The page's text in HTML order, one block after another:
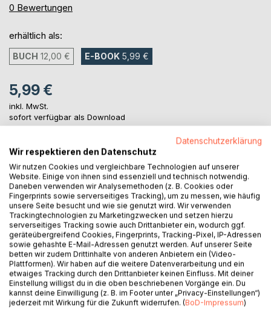
0%
0 Bewertungen
erhältlich als:
BUCH 12,00 € E-BOOK 5,99 €
5,99 €
inkl. MwSt.
sofort verfügbar als Download
Auf die Merkliste
Titel bewerten
BESCHREIBUNG
Datenschutzerklärung
Wir respektieren den Datenschutz
Wir nutzen Cookies und vergleichbare Technologien auf unserer
Website. Einige von ihnen sind essenziell und technisch notwendig.
Daneben verwenden wir Analysemethoden (z. B. Cookies oder
Fingerprints sowie serverseitiges Tracking), um zu messen, wie häufig
unsere Seite besucht und wie sie genutzt wird. Wir verwenden
Trackingtechnologien zu Marketingzwecken und setzen hierzu
serverseitiges Tracking sowie auch Drittanbieter ein, wodurch ggf.
geräteübergreifend Cookies, Fingerprints, Tracking-Pixel, IP-Adressen
sowie gehashte E-Mail-Adressen genutzt werden. Auf unserer Seite
betten wir zudem Drittinhalte von anderen Anbietern ein (Video-
Plattformen). Wir haben auf die weitere Datenverarbeitung und ein
etwaiges Tracking durch den Drittanbieter keinen Einfluss. Mit deiner
Einstellung willigst du in die oben beschriebenen Vorgänge ein. Du
kannst deine Einwilligung (z. B. im Footer unter „Privacy-Einstellungen“)
jederzeit mit Wirkung für die Zukunft widerrufen. (BoD-Impressum)